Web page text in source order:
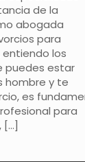
de la
abogada
para
entiendo los
puedes estar
hombre y te
es
para
[…]